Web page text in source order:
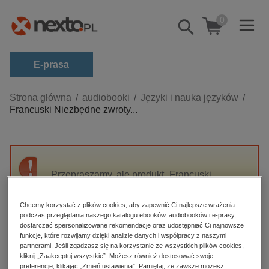
Pokaż/schowaj
wyszukiwarkę
0
E-prasa
Kategorie
Zobacz wszystkie E-prasa
budownictwo, aranżacja wnętrz
darmowe wydania
edukacja
hobby, sport, rozrywka
komputery, internet, technologie, informatyka
Strona główna audiobooki
Języki i nauka języków
Francuski Niezbędne zwroty...
Przepraszamy, ale produkt „Francuski
High-contrast mode
Polecane
Chcemy korzystać z plików cookies, aby zapewnić Ci najlepsze wrażenia
podczas przeglądania naszego katalogu ebooków, audiobooków i e-prasy,
dostarczać spersonalizowane rekomendacje oraz udostępniać Ci najnowsze
funkcje, które rozwijamy dzięki analizie danych i współpracy z naszymi
partnerami. Jeśli zgadzasz się na korzystanie ze wszystkich plików cookies,
kliknij „Zaakceptuj wszystkie”. Możesz również dostosować swoje
preferencje, klikając „Zmień ustawienia”. Pamiętaj, że zawsze możesz